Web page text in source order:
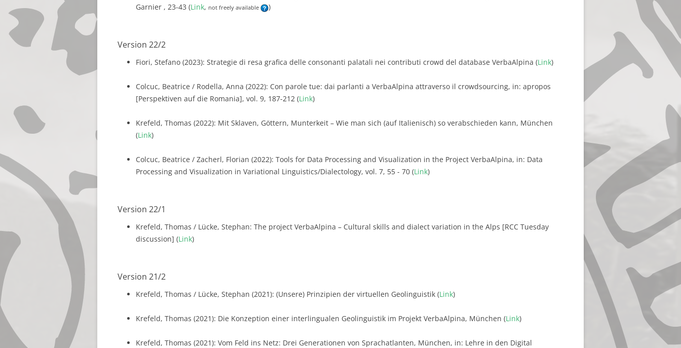
Garnier , 23-43 (Link, not freely available )
Version 22/2
Fiori, Stefano (2023): Strategie di resa grafica delle consonanti palatali nei contributi crowd del database VerbaAlpina (Link)
Colcuc, Beatrice / Rodella, Anna (2022): Con parole tue: dai parlanti a VerbaAlpina attraverso il crowdsourcing, in: apropos
[Perspektiven auf die Romania], vol. 9, 187-212 (Link)
Krefeld, Thomas (2022): Mit Sklaven, Göttern, Munterkeit – Wie man sich (auf Italienisch) so verabschieden kann, München
(Link)
Colcuc, Beatrice / Zacherl, Florian (2022): Tools for Data Processing and Visualization in the Project VerbaAlpina, in: Data
Processing and Visualization in Variational Linguistics/Dialectology, vol. 7, 55 - 70 (Link)
Version 22/1
Krefeld, Thomas / Lücke, Stephan: The project VerbaAlpina – Cultural skills and dialect variation in the Alps [RCC Tuesday
discussion] (Link)
Version 21/2
Krefeld, Thomas / Lücke, Stephan (2021): (Unsere) Prinzipien der virtuellen Geolinguistik (Link)
Krefeld, Thomas (2021): Die Konzeption einer interlingualen Geolinguistik im Projekt VerbaAlpina, München (Link)
Krefeld, Thomas (2021): Vom Feld ins Netz: Drei Generationen von Sprachatlanten, München, in: Lehre in den Digital